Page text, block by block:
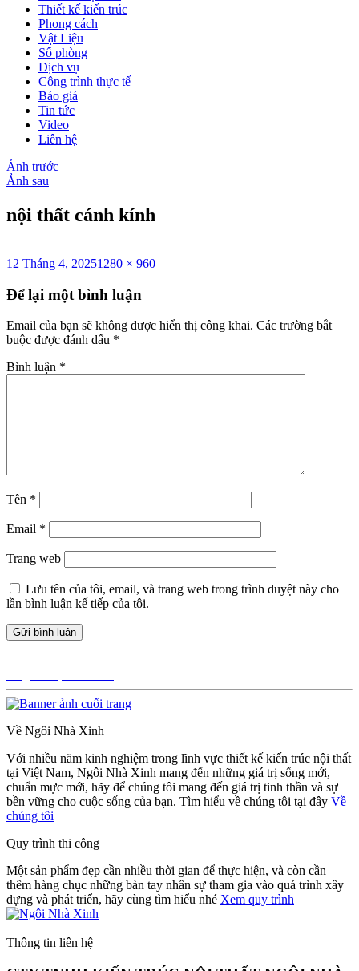
Thiết kế kiến trúc
Phong cách
Vật Liệu
Số phòng
Dịch vụ
Công trình thực tế
Báo giá
Tin tức
Video
Liên hệ
Ảnh trước
Ảnh sau
nội thất cánh kính
Đăng
ngày
12 Tháng 4, 2025Kích
đầy
1280 × 960
Để lại một bình luận
Email của bạn sẽ không được hiển thị công khai. Các trường bắt
buộc được đánh dấu *
Bình luận *
Tên *
Email *
Trang web
Lưu tên của tôi, email, và trang web trong trình duyệt này cho
lần bình luận kế tiếp của tôi.
Điều
hướng
bài
viết
Về Ngôi Nhà Xinh
Với nhiều năm kinh nghiệm trong lĩnh vực thiết kế kiến trúc nội thất
tại Việt Nam, Ngôi Nhà Xinh mang đến những giá trị sống mới,
chuẩn mực mới, hãy để chúng tôi mang đến giá trị tinh thần và sự
bền vững cho cuộc sống của bạn. Tìm hiểu về chúng tôi tại đây Về
chúng tôi
Quy trình thi công
Một sản phẩm đẹp cần nhiều thời gian để thực hiện, và còn cần
thêm hàng chục những bàn tay nhân sự tham gia vào quá trình xây
dựng và phát triển, hãy cùng tìm hiểu nhé Xem quy trình
Thông tin liên hệ